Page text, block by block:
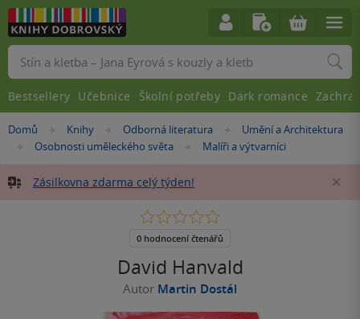
Nacházíte
Domů »Knihy »Odborná literatura »Umění a Architektura
»
Osobnosti uměleckého světa »
Malíři a výtvarníci
Zásilkovna zdarma celý týden!
David Hanvald
Autor Martin Dostál
0.0
5
0 hodnocení čtenářů
Vyhledávání
Bestsellery Učebnice Školní potřeby Dark romance